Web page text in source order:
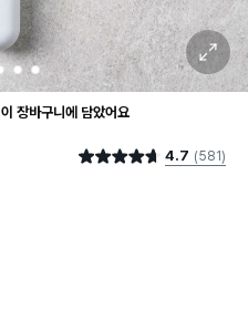
4 5
확대 보기
이 장바구니에 담았어요
장바구니에 담았어요
별점 4.7점 4.7 (581)